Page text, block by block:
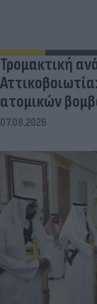
Τρομακτική
ατομικών
07.08.2026